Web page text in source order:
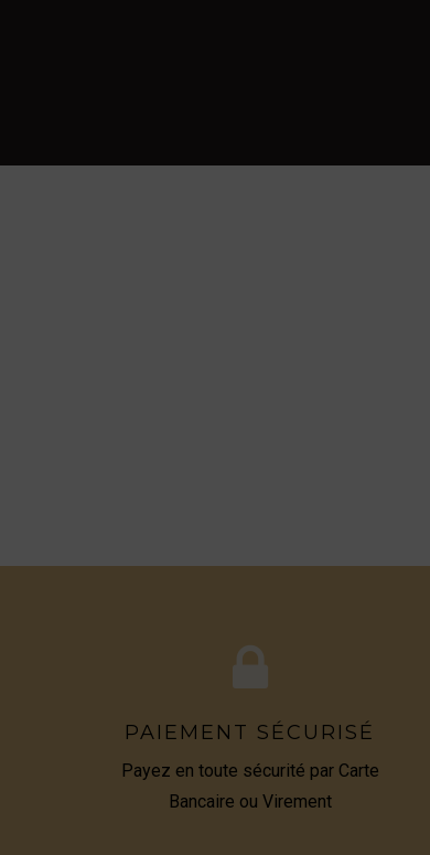
PAIEMENT SÉCURISÉ
Payez en toute sécurité par Carte
Bancaire ou Virement